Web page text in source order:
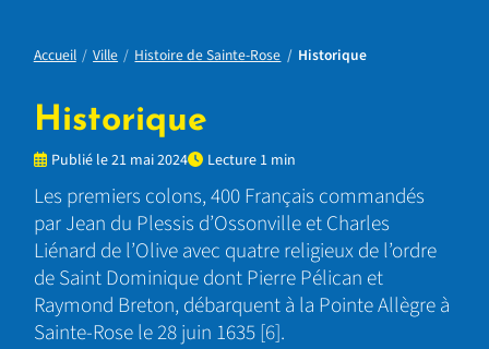
Accueil Ville Histoire de Sainte-Rose Historique
Historique
Publié le 21 mai 2024 Lecture 1 min
Les premiers colons, 400 Français commandés
par Jean du Plessis d’Ossonville et Charles
Liénard de l’Olive avec quatre religieux de l’ordre
de Saint Dominique dont Pierre Pélican et
Raymond Breton, débarquent à la Pointe Allègre à
Sainte-Rose le 28 juin 1635[6].